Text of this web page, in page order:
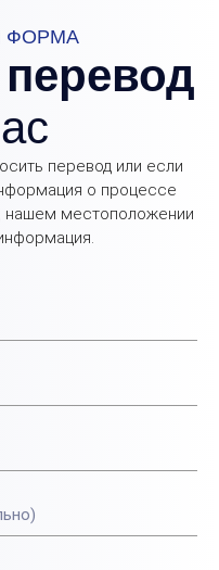
ФОРМА
перевод или если
о процессе
нашем местоположении